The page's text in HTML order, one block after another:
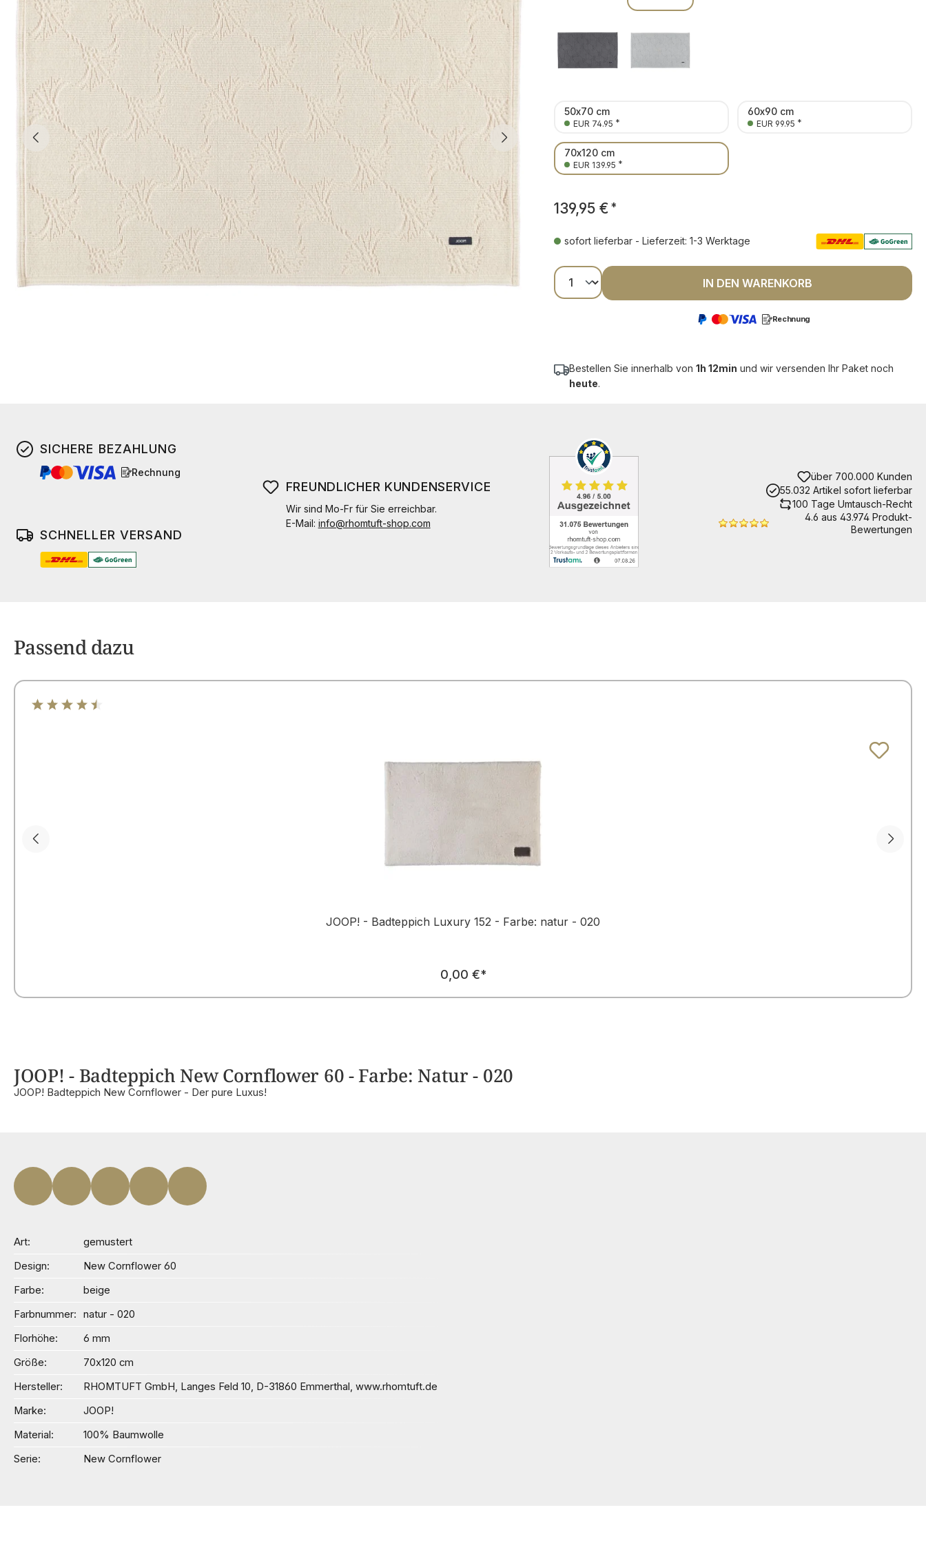
50x70 cm
EUR 74.95 *
60x90 cm
EUR 99.95 *
70x120 cm
EUR 139.95 *
139,95 € *
sofort lieferbar - Lieferzeit: 1-3 Werktage
Produkt Anzahl: Gib den gewünschten Wert
IN DEN WARENKORB
Rechnung
Bestellen Sie innerhalb von 1h 12min und wir versenden Ihr Paket noch
heute.
SICHERE BEZAHLUNG
Rechnung
SCHNELLER VERSAND
FREUNDLICHER KUNDENSERVICE
Wir sind Mo-Fr für Sie erreichbar.
E-Mail: info@rhomtuft-shop.com
über 700.000 Kunden
55.032 Artikel sofort lieferbar
100 Tage Umtausch-Recht
4.6 aus 43.974 Produkt-
Bewertungen
Passend dazu
JOOP! - Badteppich Luxury 152 - Farbe: natur - 020
Regulärer Preis:
0,00 €*
JOOP! - Badteppich New Cornflower 60 - Farbe: Natur - 020
JOOP! Badteppich New Cornflower - Der pure Luxus!
Art
gemustert
Design
New Cornflower 60
Farbe
beige
Farbnummer
natur - 020
Florhöhe
6 mm
Größe
70x120 cm
Hersteller
RHOMTUFT GmbH, Langes Feld 10, D-31860 Emmerthal, www.rhomtuft.de
Marke
JOOP!
Material
100% Baumwolle
Serie
New Cornflower